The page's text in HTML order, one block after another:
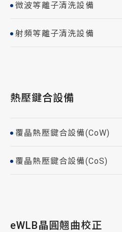
微波等離子清洗設備
射頻等離子清洗設備
熱壓鍵合設備
覆晶熱壓鍵合設備(CoW)
覆晶熱壓鍵合設備(CoS)
eWLB晶圓翹曲校正